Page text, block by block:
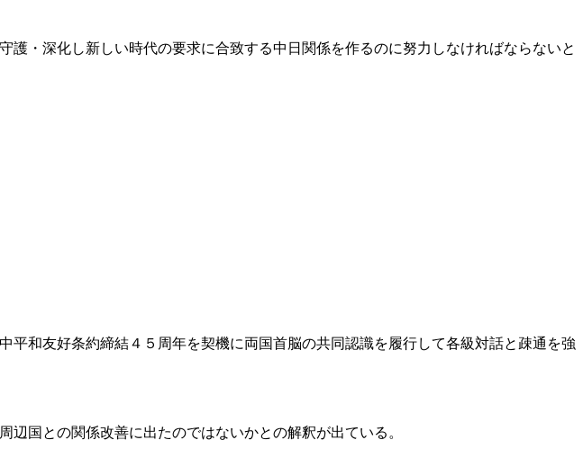
・深化し新しい時代の要求に合致する中日関係を作るのに努力しなければならないと
和友好条約締結４５周年を契機に両国首脳の共同認識を履行して各級対話と疎通を強
国との関係改善に出たのではないかとの解釈が出ている。